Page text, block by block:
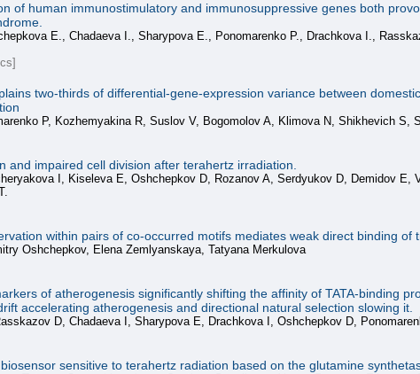
of human immunostimulatory and immunosuppressive genes both
E., Chadaeva I., Sharypova E., Ponomarenko P., Drachkova I.,
two-thirds of differential-gene-expression variance between
P, Kozhemyakina R, Suslov V, Bogomolov A, Klimova N, Shikhevich
and impaired cell division after terahertz irradiation.
I, Kiseleva E, Oshchepkov D, Rozanov A, Serdyukov D, Demidov
within pairs of co-occurred motifs mediates weak direct binding of
Oshchepkov, Elena Zemlyanskaya, Tatyana Merkulova
of atherogenesis significantly shifting the affinity of TATA-binding
accelerating atherogenesis and directional natural selection slowing it.
D, Chadaeva I, Sharypova E, Drachkova I, Oshchepkov D,
sensitive to terahertz radiation based on the glutamine